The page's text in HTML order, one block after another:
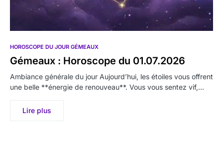
HOROSCOPE DU JOUR GÉMEAUX
Gémeaux : Horoscope du 01.07.2026
Ambiance générale du jour Aujourd’hui, les étoiles vous offrent
une belle **énergie de renouveau**. Vous vous sentez vif,…
Lire plus